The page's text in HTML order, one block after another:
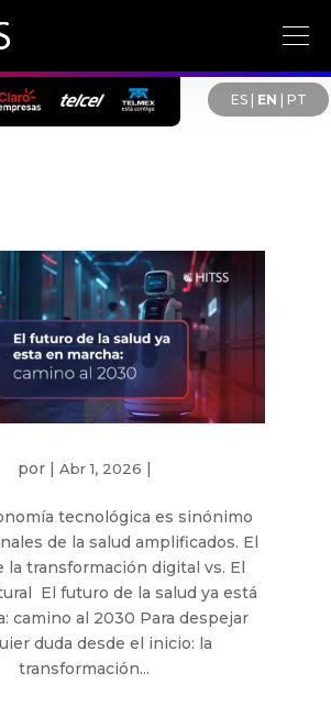
ES| EN PT
por Abr 1, 2026
tecnológica es sinónimo
de la salud amplificados. El
la transformación digital vs. El
El futuro de la salud ya está
camino al 2030 Para despejar
duda desde el inicio: la
transformación...